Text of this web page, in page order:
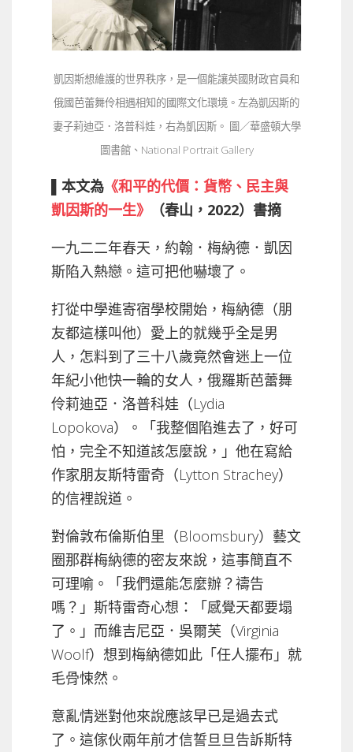
凱因斯想維護的世界秩序，是一個能讓英國財政官員和
俄國芭蕾舞伶相遇相知的國際文化環境。左為凱因斯的
妻子莉迪亞．洛普科娃，右為凱因斯。 圖／華盛頓大學
圖書館、National Portrait Gallery
▌本文為 《和平的代價：貨幣、民主與
凱因斯的一生》
（春山，2022）書摘
一九二二年春天，約翰．梅納德．凱因
斯陷入熱戀。這可把他嚇壞了。
打從中學進寄宿學校開始，梅納德（朋
友都這樣叫他）愛上的就幾乎全是男
人，怎料到了三十八歲竟然會迷上一位
年紀小他快一輪的女人，俄羅斯芭蕾舞
伶莉迪亞．洛普科娃（Lydia
Lopokova）。「我整個陷進去了，好可
怕，完全不知道該怎麼說，」他在寫給
作家朋友斯特雷奇（Lytton Strachey）
的信裡說道。
對倫敦布倫斯伯里（Bloomsbury）藝文
圈那群梅納德的密友來說，這事簡直不
可理喻。「我們還能怎麼辦？禱告
嗎？」斯特雷奇心想：「感覺天都要塌
了。」而維吉尼亞．吳爾芙（Virginia
Woolf）想到梅納德如此「任人擺布」就
毛骨悚然。
意亂情迷對他來說應該早已是過去式
了。這傢伙兩年前才信誓旦旦告訴斯特